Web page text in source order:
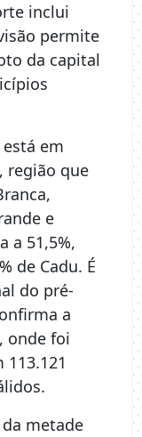
inclui
permite
da capital
em
região que
e
a 51,5%,
de Cadu. É
do pré-
a
onde foi
metade